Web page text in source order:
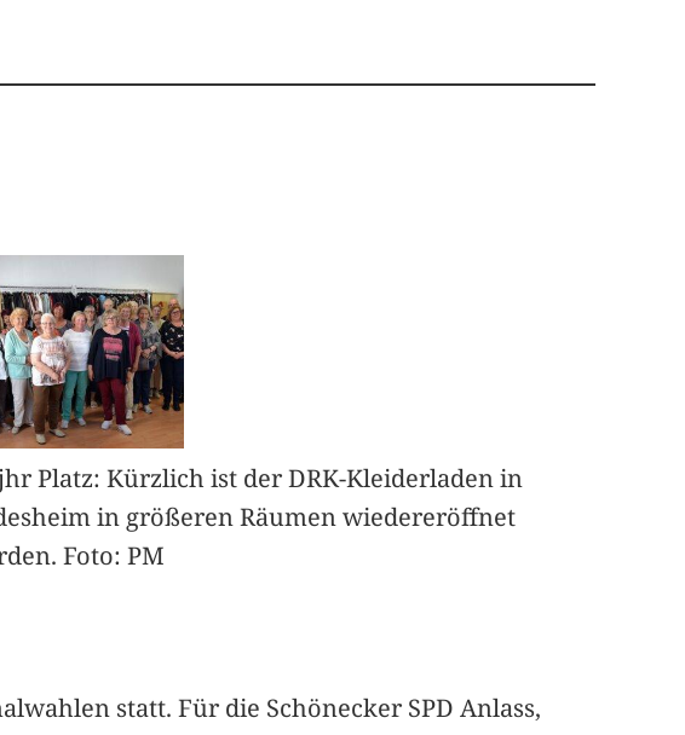
Platz: Kürzlich ist der DRK-Kleiderladen in
in größeren Räumen wiedereröffnet
Foto: PM
statt. Für die Schönecker SPD Anlass,